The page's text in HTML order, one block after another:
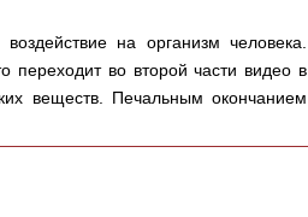
на организм человека.
переходит во второй части видео в
веществ. Печальным окончанием